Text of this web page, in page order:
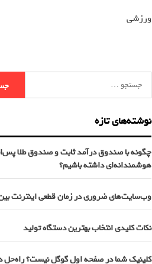
ورزشی
نوشته‌های تازه
چگونه با صندوق درآمد ثابت و صندوق طلا
هوشمندانه‌ای داشته باشیم؟
وب‌سایت‌های ضروری در زمان قطعی اینترنت
نکات کلیدی انتخاب بهترین دستگاه تولید
کلینیک شما در صفحه اول گوگل نیست؟ راه‌حل